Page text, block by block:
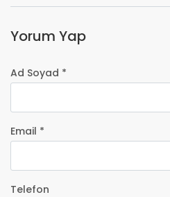
Yorum Yap
Ad Soyad *
Email *
Telefon